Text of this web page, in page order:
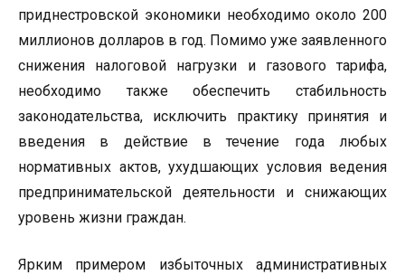
приднестровской экономики необходимо около 200
миллионов долларов в год. Помимо уже заявленного
снижения налоговой нагрузки и газового тарифа,
необходимо также обеспечить стабильность
законодательства, исключить практику принятия и
введения в действие в течение года любых
нормативных актов, ухудшающих условия ведения
предпринимательской деятельности и снижающих
уровень жизни граждан.
Ярким примером избыточных административных